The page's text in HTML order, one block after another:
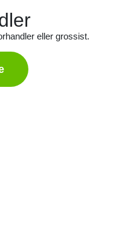
eller grossist.